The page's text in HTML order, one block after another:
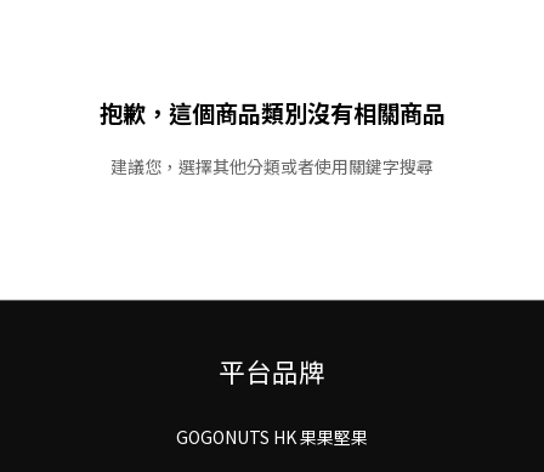
抱歉，這個商品類別沒有相關商品
建議您，選擇其他分類或者使用關鍵字搜尋
平台品牌
GOGONUTS HK 果果堅果